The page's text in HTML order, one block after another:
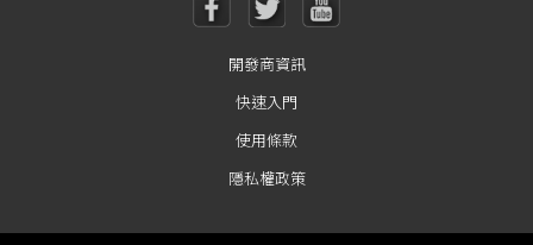
開發商資訊
快速入門
使用條款
隱私權政策